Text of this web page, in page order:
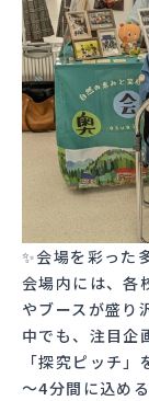
✨会場を彩った
会場内には、各
やブースが盛り
中でも、注目企
「探究ピッチ」
～4分間に込め